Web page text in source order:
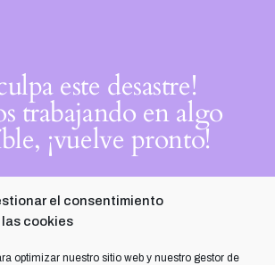
el consentimiento
las cookies
optimizar nuestro sitio web y nuestro gestor de
este desastre!
trabajando en algo
¡vuelve pronto!